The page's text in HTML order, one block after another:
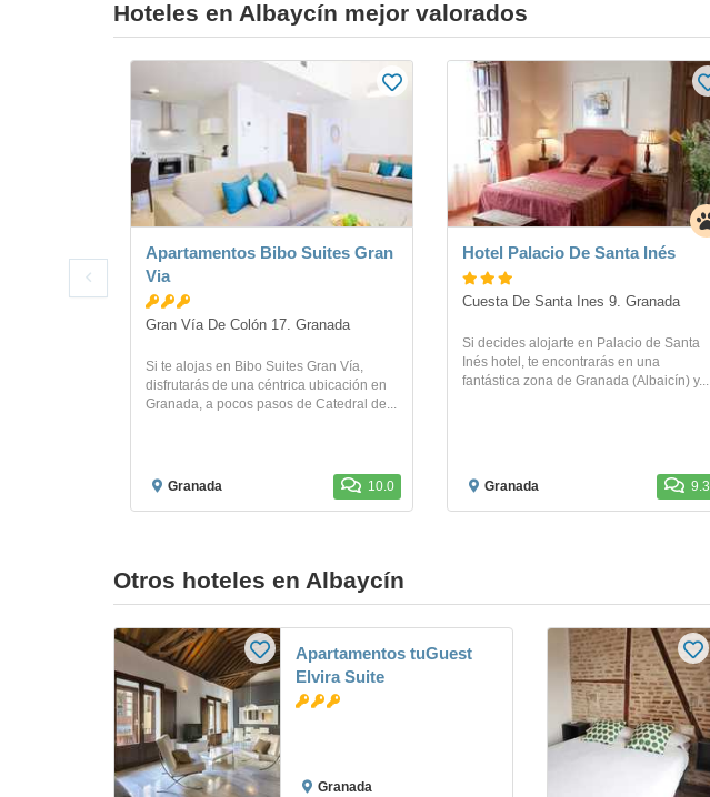
Hoteles en Albaycín mejor valorados
Apartamentos Bibo Suites Gran
Via
Gran Vía De Colón 17. Granada
Si te alojas en Bibo Suites Gran Vía,
disfrutarás de una céntrica ubicación en
Granada, a pocos pasos de Catedral de...
Granada 10.0
Hotel Palacio De Santa Inés
Cuesta De Santa Ines 9. Granada
Si decides alojarte en Palacio de Santa
Inés hotel, te encontrarás en una
fantástica zona de Granada (Albaicín) y...
Granada 9.3
Otros hoteles en Albaycín
Apartamentos tuGuest
Elvira Suite
Granada